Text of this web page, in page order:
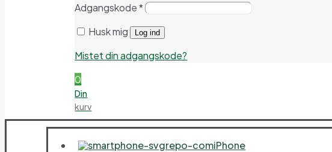
Adgangskode*
Husk mig
Log ind
Mistet din adgangskode?
0
Din
kurv
iPhone